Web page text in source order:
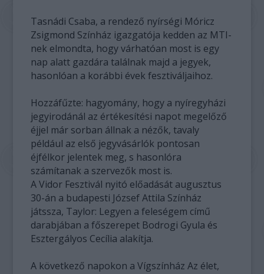
Tasnádi Csaba, a rendező nyírségi Móricz
Zsigmond Színház igazgatója kedden az MTI-
nek elmondta, hogy várhatóan most is egy
nap alatt gazdára találnak majd a jegyek,
hasonlóan a korábbi évek fesztiváljaihoz.
Hozzáfűzte: hagyomány, hogy a nyíregyházi
jegyirodánál az értékesítési napot megelőző
éjjel már sorban állnak a nézők, tavaly
például az első jegyvásárlók pontosan
éjfélkor jelentek meg, s hasonlóra
számítanak a szervezők most is.
A Vidor Fesztivál nyitó előadását augusztus
30-án a budapesti József Attila Színház
játssza, Taylor: Legyen a feleségem című
darabjában a főszerepet Bodrogi Gyula és
Esztergályos Cecília alakítja.
A következő napokon a Vígszínház Az élet,